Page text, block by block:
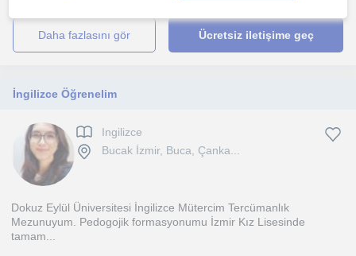
daha fazlasını gör Ücretsiz iletişime geç
İngilizce Öğrenelim
Ingilizce
Bucak İzmir, Buca, Çanka...
Dokuz Eylül Üniversitesi İngilizce Mütercim Tercümanlık
Mezunuyum. Pedogojik formasyonumu İzmir Kız Lisesinde
tamam...